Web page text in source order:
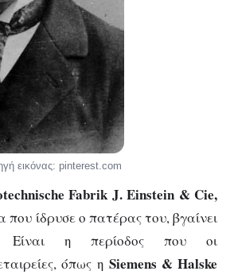
εικόνας: pinterest.com
Fabrik J. Einstein & Cie,
που ίδρυσε ο πατέρας του, βγαίνει
Είναι η περίοδος που οι
όπως η Siemens &Halske